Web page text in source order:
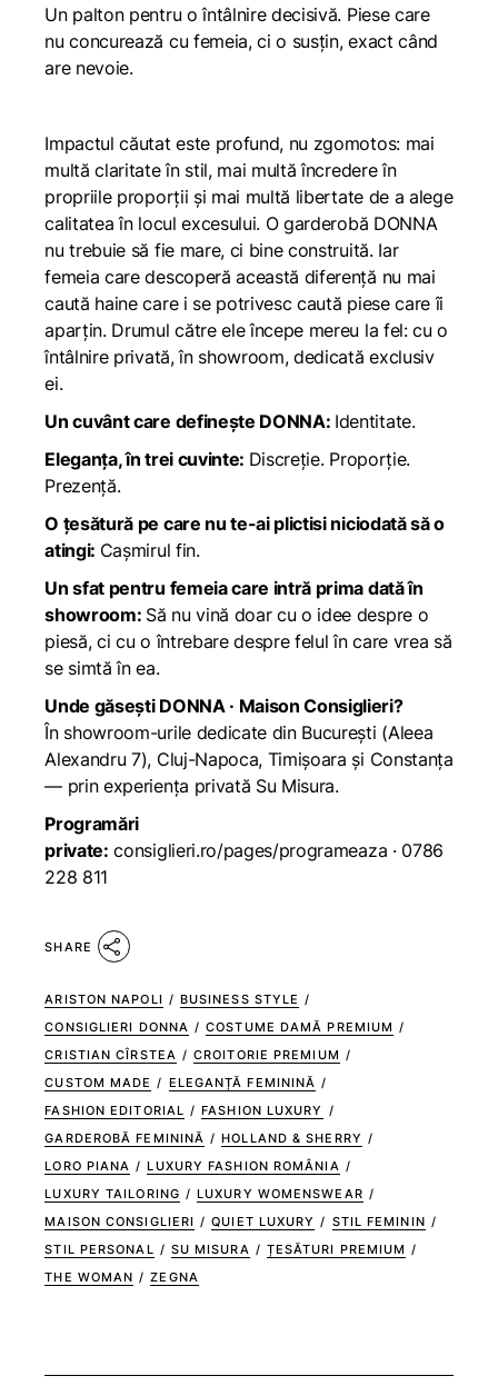
Un palton pentru o întâlnire decisivă. Piese care
nu concurează cu femeia, ci o susțin, exact când
are nevoie.
Impactul căutat este profund, nu zgomotos: mai
multă claritate în stil, mai multă încredere în
propriile proporții și mai multă libertate de a alege
calitatea în locul excesului. O garderobă DONNA
nu trebuie să fie mare, ci bine construită. Iar
femeia care descoperă această diferență nu mai
caută haine care i se potrivesc caută piese care îi
aparțin. Drumul către ele începe mereu la fel: cu o
întâlnire privată, în showroom, dedicată exclusiv
ei.
Un cuvânt care definește DONNA: Identitate.
Eleganța, în trei cuvinte: Discreție. Proporție.
Prezență.
O țesătură pe care nu te-ai plictisi niciodată să o
atingi: Cașmirul fin.
Un sfat pentru femeia care intră prima dată în
showroom: Să nu vină doar cu o idee despre o
piesă, ci cu o întrebare despre felul în care vrea să
se simtă în ea.
Unde găsești DONNA · Maison Consiglieri?
În showroom-urile dedicate din București (Aleea
Alexandru 7), Cluj-Napoca, Timișoara și Constanța
— prin experiența privată Su Misura.
Programări
private: consiglieri.ro/pages/programeaza · 0786
228 811
SHARE
ARISTON NAPOLI / BUSINESS STYLE /
CONSIGLIERI DONNA / COSTUME DAMĂ PREMIUM /
CRISTIAN CÎRSTEA / CROITORIE PREMIUM /
CUSTOM MADE / ELEGANȚĂ FEMININĂ /
FASHION EDITORIAL / FASHION LUXURY /
GARDEROBĂ FEMININĂ / HOLLAND & SHERRY /
LORO PIANA / LUXURY FASHION ROMÂNIA /
LUXURY TAILORING / LUXURY WOMENSWEAR /
MAISON CONSIGLIERI / QUIET LUXURY / STIL FEMININ /
STIL PERSONAL / SU MISURA / ȚESĂTURI PREMIUM /
THE WOMAN / ZEGNA